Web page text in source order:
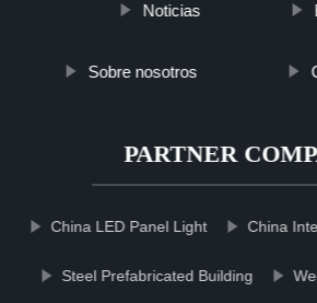
Noticias
Sobre nosotros
PARTNER
China LED Panel Light China
Steel Prefabricated Building